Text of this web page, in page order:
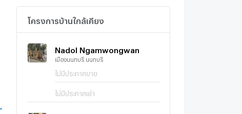
โครงการบ้านใกล้เคียง
Nadol Ngamwongwan
เมืองนนทบุรี นนทบุรี
ไม่มีประกาศขาย
ไม่มีประกาศเช่า